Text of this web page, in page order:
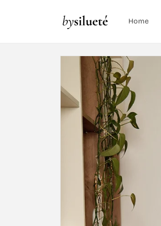
Home
Skip to
product
information